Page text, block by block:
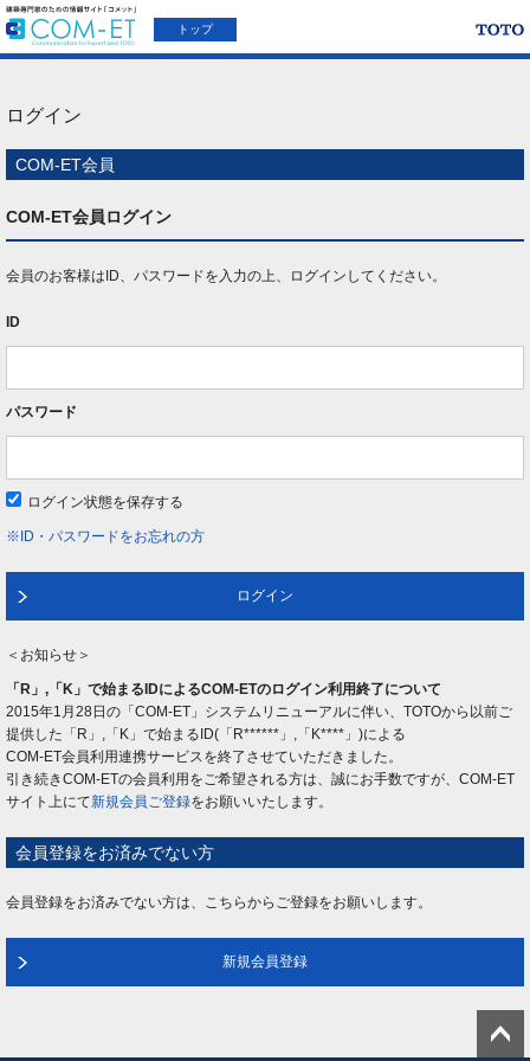
トップ
ログイン
COM-ET会員
COM-ET会員ログイン
会員のお客様はID、パスワードを入力の上、ログインしてください。
ID
パスワード
ログイン状態を保存する
※ID・パスワードをお忘れの方
ログイン
＜お知らせ＞
「R」,「K」で始まるIDによるCOM-ETのログイン利用終了について
2015年1月28日の「COM-ET」システムリニューアルに伴い、TOTOから以前ご
提供した「R」,「K」で始まるID(「R******」,「K****」)による
COM-ET会員利用連携サービスを終了させていただきました。
引き続きCOM-ETの会員利用をご希望される方は、誠にお手数ですが、COM-ET
サイト上にて新規会員ご登録をお願いいたします。
会員登録をお済みでない方
会員登録をお済みでない方は、こちらからご登録をお願いします。
新規会員登録